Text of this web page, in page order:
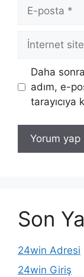
posta
İnternet
Daha
adım, e-
tarayıcıya
Son
24win Adresi
24win Giriş